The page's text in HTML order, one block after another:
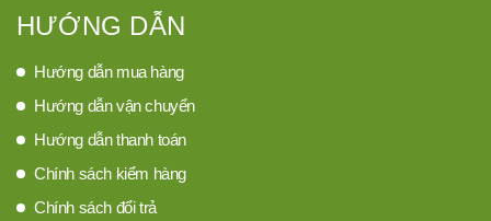
HƯỚNG DẪN
Hướng dẫn mua hàng
Hướng dẫn vận chuyển
Hướng dẫn thanh toán
Chính sách kiểm hàng
Chính sách đổi trả